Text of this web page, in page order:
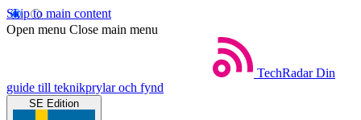
Skip to main content
Open menu Close main menu
TechRadar Din
guide till teknikprylar och fynd
SE Edition